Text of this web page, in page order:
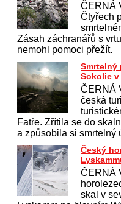
ČERNÁ
Čtyřech
Zásah záchranářů s
nemohl pomoci přežít.
Smrtelný
Sokolie v
ČERNÁ
česká
Fatře. Zřítila se do
a způsobila si smrtelný
Český
ČERNÁ
skal v